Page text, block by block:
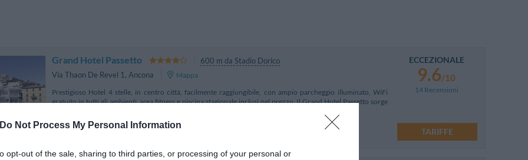
Do Not Process My Personal Information
opt-out of the sale, sharing to third parties, or processing of your personal or
Grand Hotel Passetto
600 m da Stadio Dorico
Via Thaon De Revel 1, Ancona
Mappa
Prestigioso Hotel 4 stelle, in centro città, facilmente raggiungibile, con ampio parcheggio illuminato, WiFi
gratuito in tutti gli ambienti, area fitness e piscina stagionale inclusi nel prezzo. Il Grand Hotel Passetto sorge
La soluzione più vicina per il tuo soggiorno a Stadio Dorico
ECCEZIONALE
9.6/10
14 Recensioni
TARIFFE